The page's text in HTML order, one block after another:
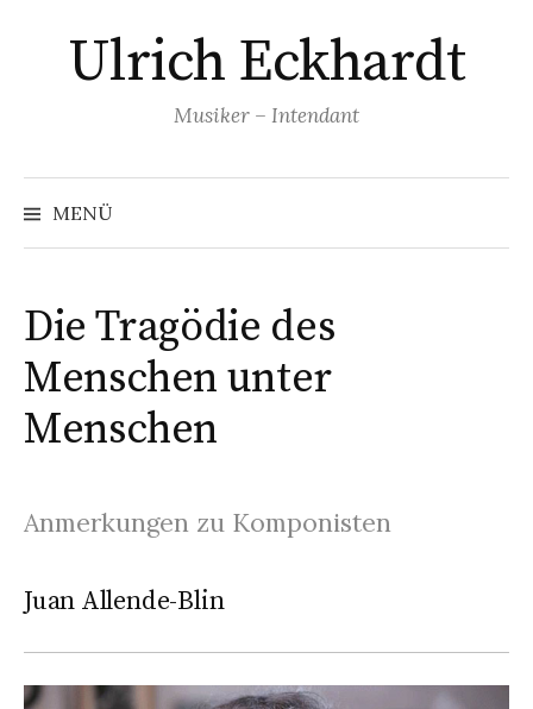
InhaltUlrich Eckhardt
Musiker – Intendant
MENÜ
Die Tragödie des
Menschen unter
Menschen
Anmerkungen zu Komponisten
Juan Allende-Blin